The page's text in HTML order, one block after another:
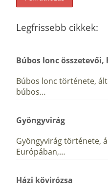
Legfrissebb cikkek:
Búbos lonc
Búbos lonc története,
búbos…
Gyöngyvirág
Gyöngyvirág története,
Európában,…
Házi kövirózsa